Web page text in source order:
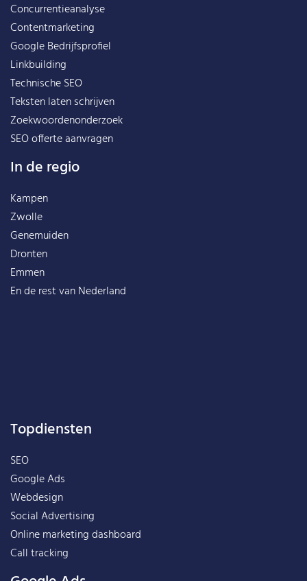
Concurrentieanalyse
Contentmarketing
Google Bedrijfsprofiel
Linkbuilding
Technische SEO
Teksten laten schrijven
Zoekwoordenonderzoek
SEO offerte aanvragen
In de regio
Kampen
Zwolle
Genemuiden
Dronten
Emmen
En de rest vanNederland
Topdiensten
SEO
Google Ads
Webdesign
Social Advertising
Online marketing dashboard
Call tracking